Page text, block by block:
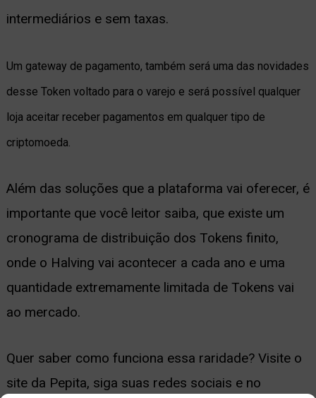
intermediários e sem taxas.
Um gateway de pagamento, também será uma das novidades
desse Token voltado para o varejo e será possível qualquer
loja aceitar receber pagamentos em qualquer tipo de
criptomoeda.
Além das soluções que a plataforma vai oferecer, é
importante que você leitor saiba, que existe um
cronograma de distribuição dos Tokens finito,
onde o Halving vai acontecer a cada ano e uma
quantidade extremamente limitada de Tokens vai
ao mercado.
Quer saber como funciona essa raridade? Visite o
site da Pepita, siga suas redes sociais e no